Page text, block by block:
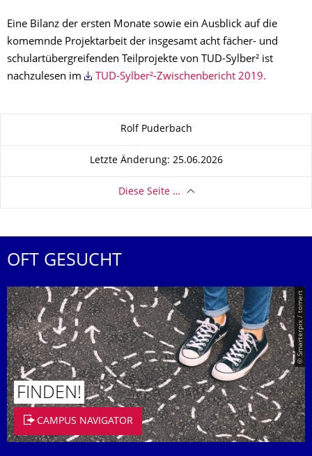
Eine Bilanz der ersten Monate sowie ein Ausblick auf die
komemnde Projektarbeit der insgesamt acht fächer- und
schulartübergreifenden Teilprojekte von TUD-Sylber² ist
nachzulesen im
TUD-Sylber²-Zwischenbericht 2019.
Rolf Puderbach
Letzte Änderung: 25.06.2026
Diese Seite …
OFT GESUCHT
© Smarterpix / tomert
FINDEN!
CAMPUS NAVIGATOR